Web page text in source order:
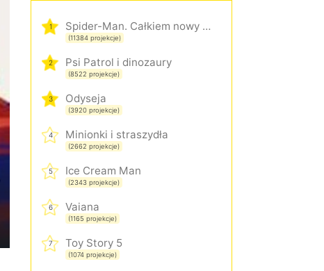
1 Spider-Man. Całkiem nowy dzień
(11384 projekcje)
2 Psi Patrol i dinozaury
(8522 projekcje)
3 Odyseja
(3920 projekcje)
4 Minionki i straszydła
(2662 projekcje)
5 Ice Cream Man
(2343 projekcje)
6 Vaiana
(1165 projekcje)
7 Toy Story 5
(1074 projekcje)